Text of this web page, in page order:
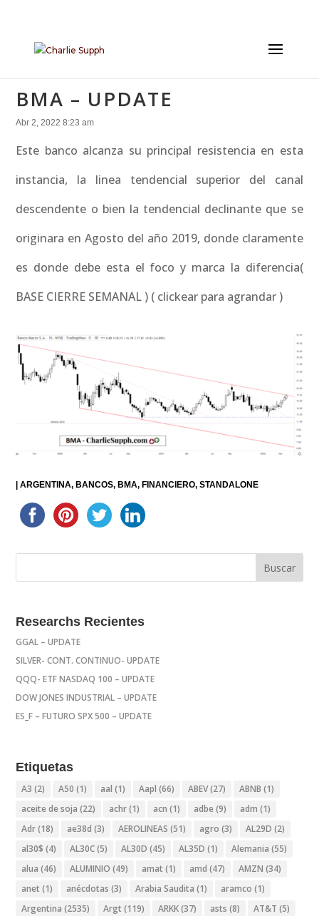
BMA – UPDATE
Abr 2, 2022 8:23 am
Este banco alcanza su principal resistencia en esta
instancia, la linea tendencial superior del canal
descendente o bien la tendencial declinante que se
originara en Agosto del año 2019, donde claramente
es donde debe esta el foco y marca la diferencia(
BASE CIERRE SEMANAL ) ( clickear para agrandar )
|ARGENTINA BANCOS BMA FINANCIERO STANDALONE
Researchs Recientes
GGAL – UPDATE
SILVER- CONT. CONTINUO- UPDATE
QQQ- ETF NASDAQ 100 – UPDATE
DOW JONES INDUSTRIAL – UPDATE
ES_F – FUTURO SPX 500 – UPDATE
Etiquetas
A3 (2) A50 (1) aal (1) Aapl (66) ABEV(27) ABNB (1)
aceite de soja (22) achr(1) acn (1) adbe (9) adm (1)
Adr(18) ae38d (3) AEROLINEAS (51) agro (3) AL29D (2)
al30$ (4) AL30C(5) AL30D (45) AL35D (1) Alemania (55)
alua (46) ALUMINIO (49) amat (1) amd (47) AMZN (34)
anet (1) anécdotas (3) Arabia Saudita (1) aramco (1)
Argentina (2535) Argt (119) ARKK(37) asts (8) AT&T (5)